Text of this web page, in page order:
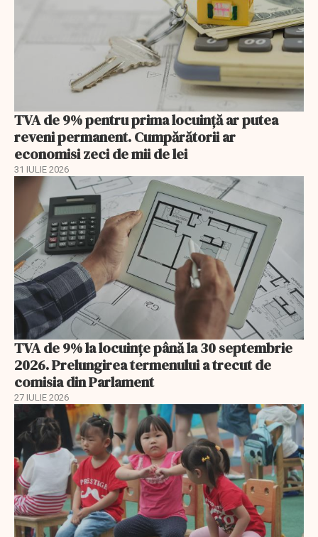
TVA de 9% pentru prima locuință ar putea
reveni permanent. Cumpărătorii ar
economisi zeci de mii de lei
31 IULIE 2026
TVA de 9% la locuințe până la 30 septembrie
2026. Prelungirea termenului a trecut de
comisia din Parlament
27 IULIE 2026